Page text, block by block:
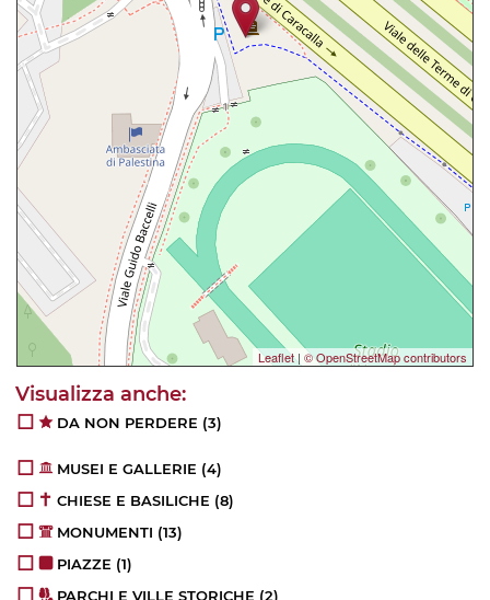
Leaflet| © OpenStreetMap contributors
DA NON PERDERE (3)
MUSEI E GALLERIE (4)
CHIESE E BASILICHE (8)
MONUMENTI (13)
PIAZZE (1)
PARCHI E VILLE STORICHE (2)